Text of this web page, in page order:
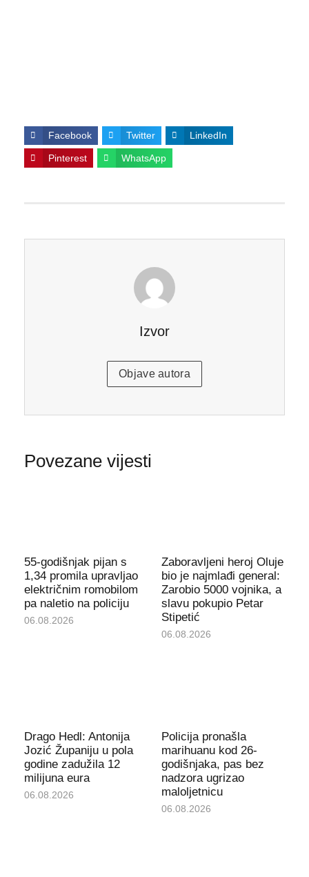
Facebook Twitter LinkedIn
Pinterest WhatsApp
Izvor
Objave autora
Povezane vijesti
55-godišnjak pijan s
1,34 promila upravljao
električnim romobilom
pa naletio na policiju
06.08.2026
Zaboravljeni heroj Oluje
bio je najmlađi general:
Zarobio 5000 vojnika, a
slavu pokupio Petar
Stipetić
06.08.2026
Drago Hedl: Antonija
Jozić Županiju u pola
godine zadužila 12
milijuna eura
06.08.2026
Policija pronašla
marihuanu kod 26-
godišnjaka, pas bez
nadzora ugrizao
maloljetnicu
06.08.2026